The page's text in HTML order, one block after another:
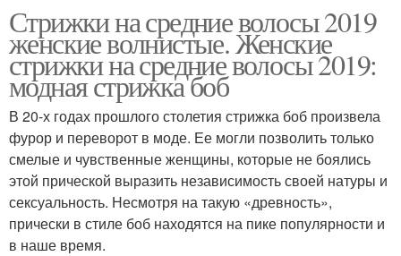
Стрижки на средние волосы 2019
женские волнистые. Женские
стрижки на средние волосы 2019:
модная стрижка боб
В 20-х годах прошлого столетия стрижка боб произвела
фурор и переворот в моде. Ее могли позволить только
смелые и чувственные женщины, которые не боялись
этой прической выразить независимость своей натуры и
сексуальность. Несмотря на такую «древность»,
прически в стиле боб находятся на пике популярности и
в наше время.